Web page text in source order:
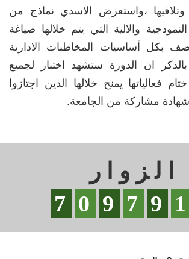
وتلافيها ،واستعرض الاسدي نماذج من
والالية التي يتم خلالها صياغة
بكل أساسيات المخاطبات الادارية
ان الدورة ستشهد اختبار لجميع
فعالياتها يمنح خلالها الذين اجتازوا
شهادة مشاركة من الجامعة.
الزوار
7 0 9 7 9 1